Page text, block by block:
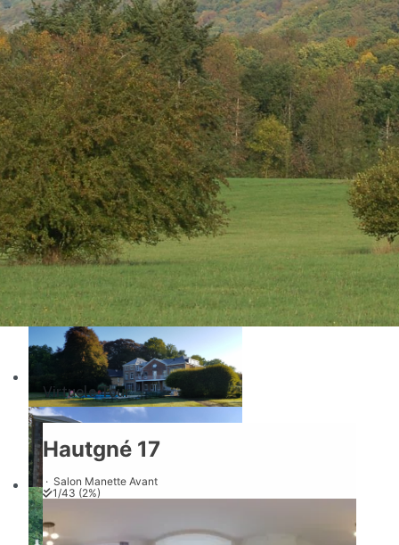
Plaats
Beschikbaarheid en Reserveringen
Virtuele Tour
Virtuele Tour